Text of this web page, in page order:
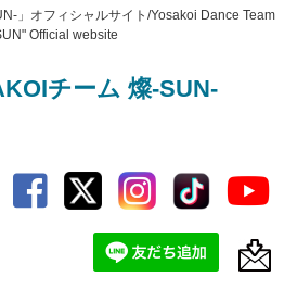
」オフィシャルサイト/Yosakoi Dance Team
Official website
チーム 燦-SUN-